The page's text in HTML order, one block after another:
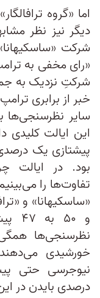
اما «گروه
دیگر نیز نظر
شرکت
«رای مخفی به
شرکتِ نزدیک به
خبر از برابری
سایر نظرسنجی‌ها
این ایالت کلیدی
پیشتازی یک
بود. در ایالت
تفاوت‌ها را
و
نظرسنجی‌ها
خورشیدی
درصدی بایدن در